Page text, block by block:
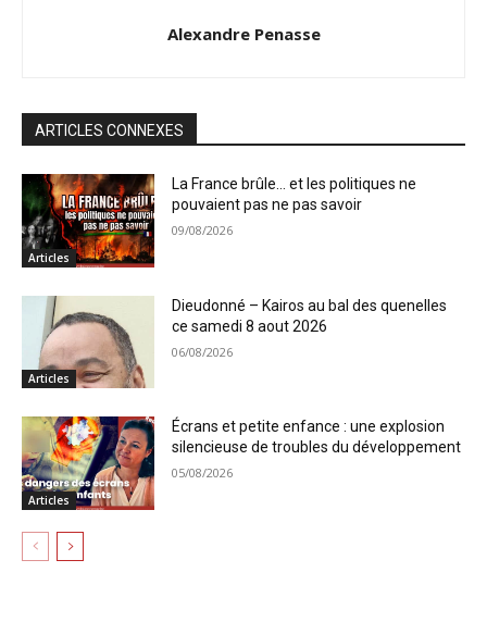
Alexandre Penasse
ARTICLES CONNEXES
Articles
La France brûle… et les politiques ne
pouvaient pas ne pas savoir
09/08/2026
Articles
Dieudonné – Kairos au bal des quenelles
ce samedi 8 aout 2026
06/08/2026
Articles
Écrans et petite enfance : une explosion
silencieuse de troubles du développement
05/08/2026